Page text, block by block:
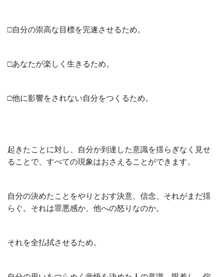
□自分の崇高な目標を完遂させるため。
□あなたが楽しく生きるため。
□他に影響をされない自分をつくるため。
起きたことに対し、自分か到達した意識を揺らぎなく見せ
ることで、すべての現象はおさえることができます。
自分の決めたことをやりとおす決意、信念、それがまだ揺
らぐ。それは罪悪感か、他への怒りなのか。
それを全払拭させるため。